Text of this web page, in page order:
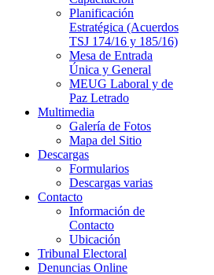
Planificación
Estratégica (Acuerdos
TSJ 174/16 y 185/16)
Mesa de Entrada
Única y General
MEUG Laboral y de
Paz Letrado
Multimedia
Galería de Fotos
Mapa del Sitio
Descargas
Formularios
Descargas varias
Contacto
Información de
Contacto
Ubicación
Tribunal Electoral
Denuncias Online